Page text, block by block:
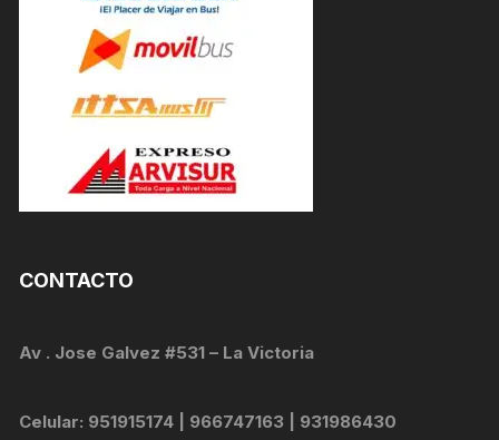
CONTACTO
Av . Jose Galvez #531 – La Victoria
Celular: 951915174 | 966747163 | 931986430